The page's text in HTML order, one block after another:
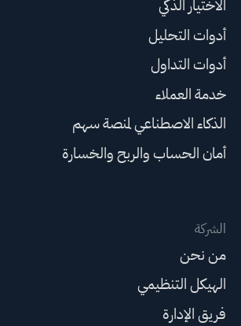
الاختيار الذكي
أدوات التحليل
أدوات التداول
خدمة العملاء
الذكاء الاصطناعي لمنصة سهم
أمان الحساب والربح والخسارة
الشركة
من نحن
الهيكل التنظيمي
فريق الإدارة